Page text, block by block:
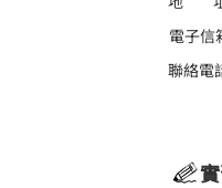
電子信
聯絡電